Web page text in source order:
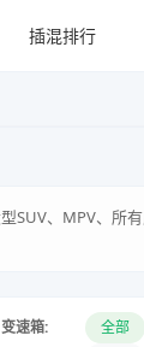
插混排行
、MPV、所
变速箱: 全部